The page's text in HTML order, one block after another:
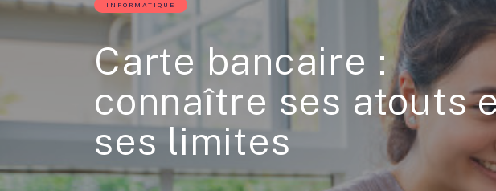
INFORMATIQUE
Carte bancaire :
connaître ses atouts
ses limites